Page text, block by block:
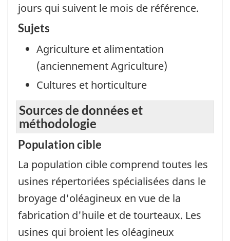
jours qui suivent le mois de référence.
Sujets
Agriculture et alimentation
(anciennement Agriculture)
Cultures et horticulture
Sources de données et
méthodologie
Population cible
La population cible comprend toutes les
usines répertoriées spécialisées dans le
broyage d'oléagineux en vue de la
fabrication d'huile et de tourteaux. Les
usines qui broient les oléagineux